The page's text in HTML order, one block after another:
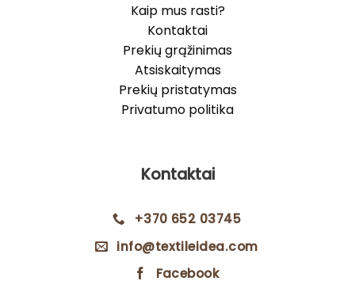
Kaip mus rasti?
Kontaktai
Prekių grąžinimas
Atsiskaitymas
Prekių pristatymas
Privatumo politika
Kontaktai
+370 652 03745
info@textileidea.com
Facebook